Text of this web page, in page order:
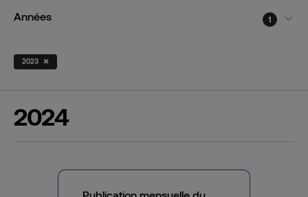
Années
1
2023 ×
2024